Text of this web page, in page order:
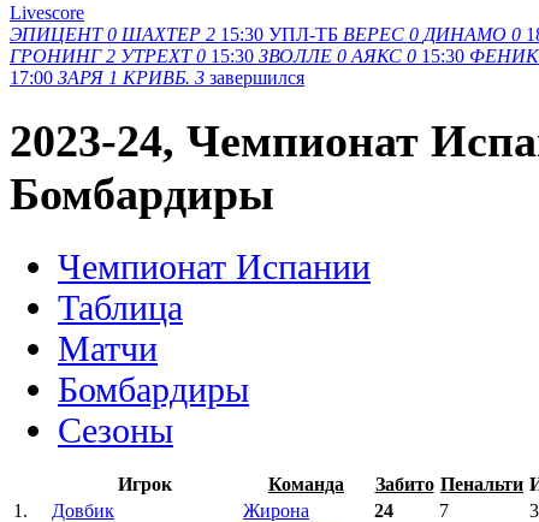
Livescore
ЭПИЦЕНТ 0 ШАХТЕР 2 15:30 УПЛ-ТБ ВЕРЕС 0 ДИНАМО 0
ГРОНИНГ 2 УТРЕХТ 0 15:30 ЗВОЛЛЕ 0 АЯКС 0 15:30
17:00 ЗАРЯ 1 КРИВБ. 3 завершился
2023-24, Чемпионат
Бомбардиры
Чемпионат Испании
Таблица
Матчи
Бомбардиры
Сезоны
Игрок Команда Забито Пенальти
1.
Довбик Жирона 24 7